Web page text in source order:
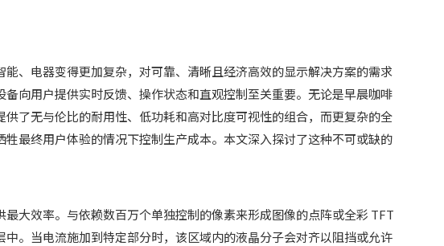
、电器变得更加复杂，对可靠、清晰且经济高效的显示解决方案的需求
向用户提供实时反馈、操作状态和直观控制至关重要。无论是早晨咖啡
了无与伦比的耐用性、低功耗和高对比度可视性的组合，而更复杂的全
最终用户体验的情况下控制生产成本。本文深入探讨了这种不可或缺的
大效率。与依赖数百万个单独控制的像素来形成图像的点阵或全彩 TFT
。当电流施加到特定部分时，该区域内的液晶分子会对齐以阻挡或允许